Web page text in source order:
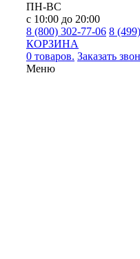
ПН-ВС
с 10:00 до 20:00
8 (800) 302-77-06 8
КОРЗИНА
0 товаров. Заказать
Меню